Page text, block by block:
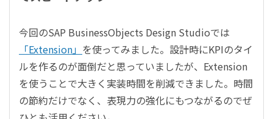
今回のSAP BusinessObjects Design Studioでは
「Extension」 を使ってみました。設計時にKPIのタイ
ルを作るのが面倒だと思っていましたが、Extension
を使うことで大きく実装時間を削減できました。時間
の節約だけでなく、表現力の強化にもつながるのでぜ